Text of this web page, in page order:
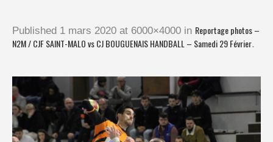
Published 1 mars 2020 at 6000×4000 in Reportage photos –
N2M / CJF SAINT-MALO vs CJ BOUGUENAIS HANDBALL – Samedi 29 Février.